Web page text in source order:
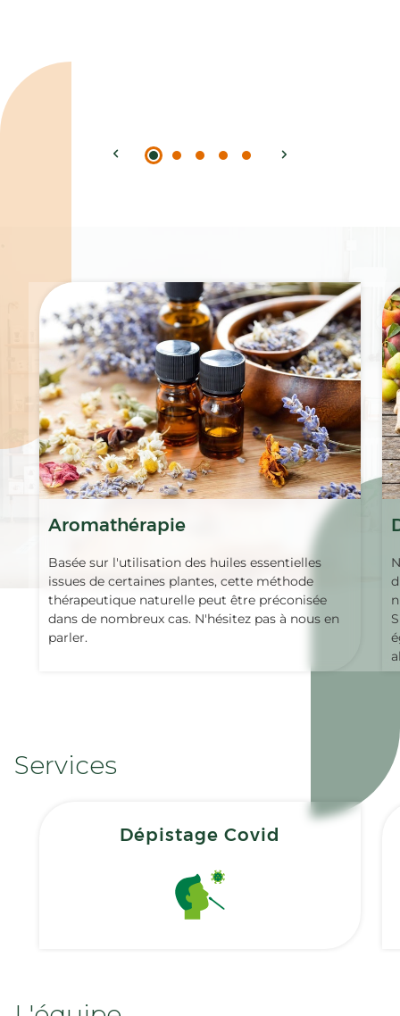
Aromathérapie
Basée sur l'utilisation des huiles essentielles
issues de certaines plantes, cette méthode
thérapeutique naturelle peut être préconisée
dans de nombreux cas. N'hésitez pas à nous en
parler.
Services
Dépistage Covid